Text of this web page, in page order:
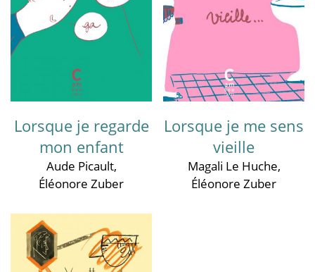
Lorsque je regarde
mon enfant
Aude Picault,
Éléonore Zuber
Lorsque je me sens
vieille
Magali Le Huche,
Éléonore Zuber